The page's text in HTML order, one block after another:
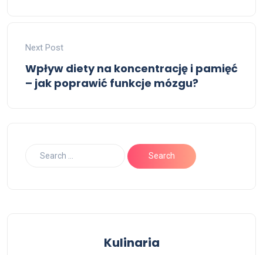
Next Post
Wpływ diety na koncentrację i pamięć
– jak poprawić funkcje mózgu?
Kulinaria